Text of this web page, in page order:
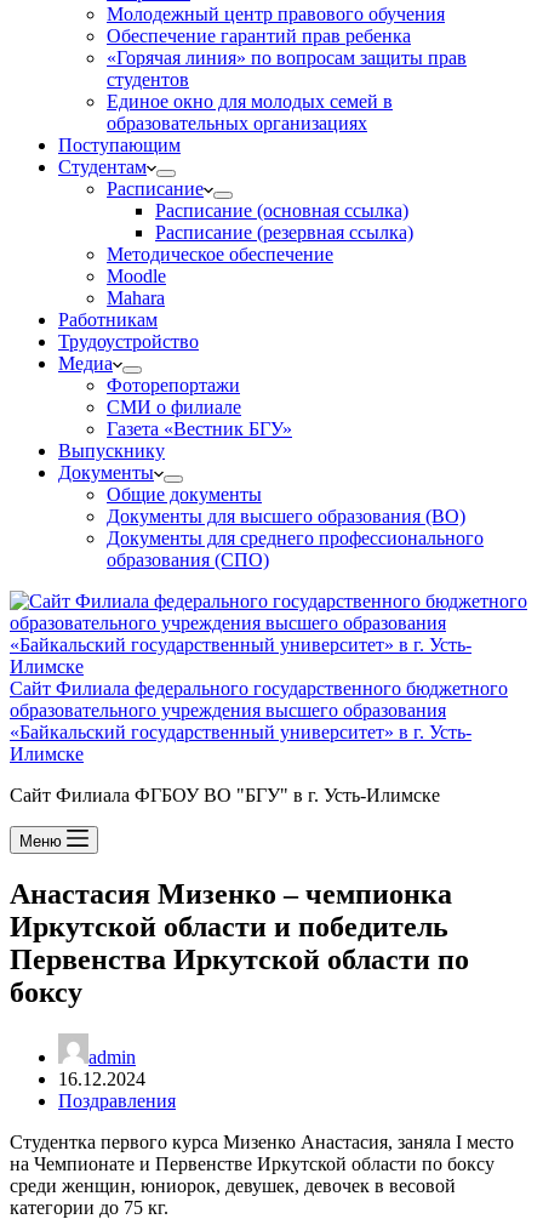
Молодежный центр правового обучения
Обеспечение гарантий прав ребенка
«Горячая линия» по вопросам защиты прав
студентов
Единое окно для молодых семей в
образовательных организациях
Поступающим
Студентам
Расписание
Расписание (основная ссылка)
Расписание (резервная ссылка)
Методическое обеспечение
Moodle
Mahara
Работникам
Трудоустройство
Медиа
Фоторепортажи
СМИ о филиале
Газета «Вестник БГУ»
Выпускнику
Документы
Общие документы
Документы для высшего образования (ВО)
Документы для среднего профессионального
образования (СПО)
Сайт Филиала федерального государственного бюджетного
образовательного учреждения высшего образования
«Байкальский государственный университет» в г. Усть-
Илимске
Сайт Филиала ФГБОУ ВО "БГУ" в г. Усть-Илимске
Меню
Анастасия Мизенко – чемпионка
Иркутской области и победитель
Первенства Иркутской области по
боксу
admin
16.12.2024
Поздравления
Студентка первого курса Мизенко Анастасия, заняла I место
на Чемпионате и Первенстве Иркутской области по боксу
среди женщин, юниорок, девушек, девочек в весовой
категории до 75 кг.